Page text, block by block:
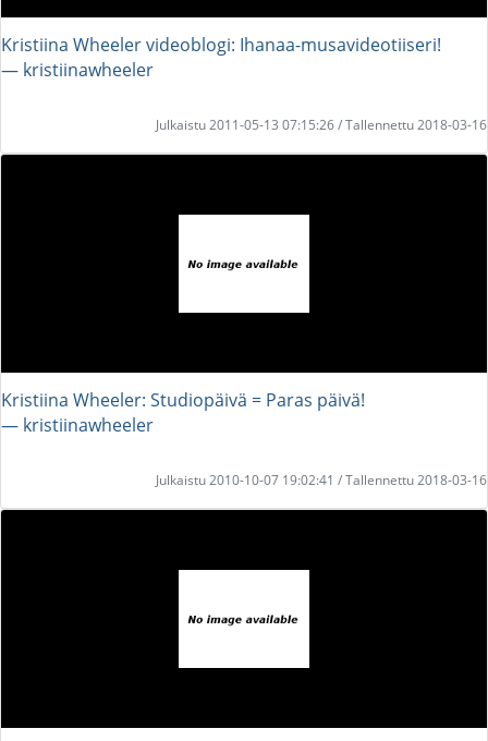
Kristiina Wheeler videoblogi: Ihanaa-musavideotiiseri!
― kristiinawheeler
Julkaistu 2011-05-13 07:15:26 / Tallennettu 2018-03-16
Kristiina Wheeler: Studiopäivä = Paras päivä!
― kristiinawheeler
Julkaistu 2010-10-07 19:02:41 / Tallennettu 2018-03-16